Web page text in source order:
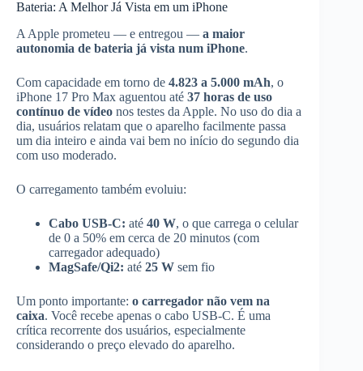
Bateria: A Melhor Já Vista em um iPhone
A Apple prometeu — e entregou — a maior
autonomia de bateria já vista num iPhone.
Com capacidade em torno de 4.823 a 5.000 mAh, o
iPhone 17 Pro Max aguentou até 37 horas de uso
contínuo de vídeo nos testes da Apple. No uso do dia a
dia, usuários relatam que o aparelho facilmente passa
um dia inteiro e ainda vai bem no início do segundo dia
com uso moderado.
O carregamento também evoluiu:
Cabo USB-C: até 40 W, o que carrega o celular
de 0 a 50% em cerca de 20 minutos (com
carregador adequado)
MagSafe/Qi2: até 25 W sem fio
Um ponto importante: o carregador não vem na
caixa. Você recebe apenas o cabo USB-C. É uma
crítica recorrente dos usuários, especialmente
considerando o preço elevado do aparelho.